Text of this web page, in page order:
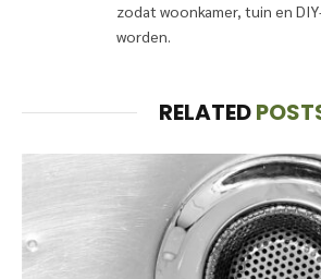
zodat woonkamer, tuin en
worden.
RELATED